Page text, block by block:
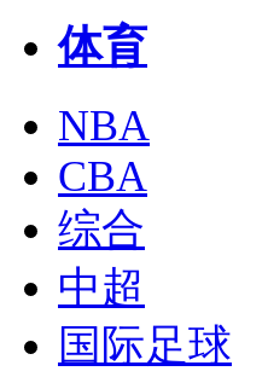
体育
NBA
CBA
综合
中超
国际足球